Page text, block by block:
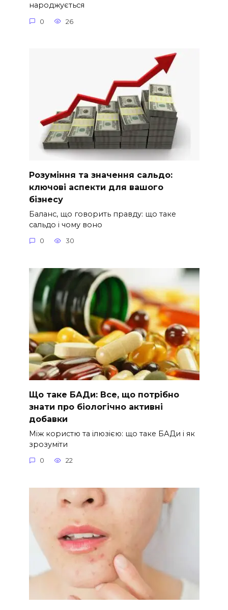
народжується
0 26
Розуміння та значення сальдо:
ключові аспекти для вашого
бізнесу
Баланс, що говорить правду: що таке
сальдо і чому воно
0 30
Що таке БАДи: Все, що потрібно
знати про біологічно активні
добавки
Між користю та ілюзією: що таке БАДи і як
зрозуміти
0 22